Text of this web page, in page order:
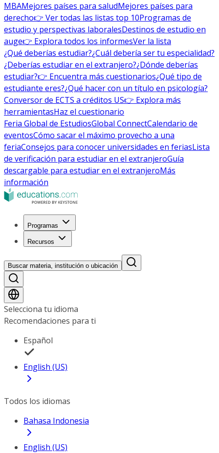
MBAMejores países para saludMejores países para
derecho👉 Ver todas las listas top 10Programas de
estudio y perspectivas laboralesDestinos de estudio en
auge👉 Explora todos los informesVer la lista
¿Qué deberías estudiar?¿Cuál debería ser tu especialidad?
¿Deberías estudiar en el extranjero?¿Dónde deberías
estudiar?👉 Encuentra más cuestionarios¿Qué tipo de
estudiante eres?¿Qué hacer con un título en psicología?
Conversor de ECTS a créditos US👉 Explora más
herramientasHaz el cuestionario
Feria Global de EstudiosGlobal ConnectCalendario de
eventosCómo sacar el máximo provecho a una
feriaConsejos para conocer universidades en feriasLista
de verificación para estudiar en el extranjeroGuía
descargable para estudiar en el extranjeroMás
información
Programas
Recursos
Buscar materia, institución o ubicación
Selecciona tu idioma
Recomendaciones para ti
Español
English (US)
Todos los idiomas
Bahasa Indonesia
English (US)